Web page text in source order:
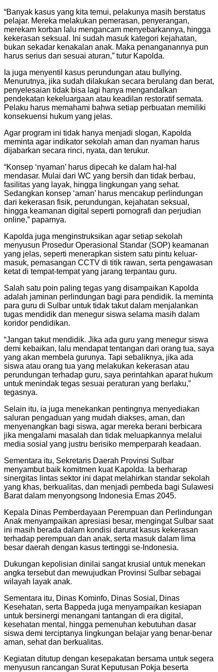
“Banyak kasus yang kita temui, pelakunya masih berstatus
pelajar. Mereka melakukan pemerasan, penyerangan,
merekam korban lalu mengancam menyebarkannya, hingga
kekerasan seksual. Ini sudah masuk kategori kejahatan,
bukan sekadar kenakalan anak. Maka penanganannya pun
harus serius dan sesuai aturan,” tutur Kapolda.
Ia juga menyentil kasus perundungan atau bullying.
Menurutnya, jika sudah dilakukan secara berulang dan berat,
penyelesaian tidak bisa lagi hanya mengandalkan
pendekatan kekeluargaan atau keadilan restoratif semata.
Pelaku harus memahami bahwa setiap perbuatan memiliki
konsekuensi hukum yang jelas.
Agar program ini tidak hanya menjadi slogan, Kapolda
meminta agar indikator sekolah aman dan nyaman harus
dijabarkan secara rinci, nyata, dan terukur.
“Konsep ‘nyaman’ harus dipecah ke dalam hal-hal
mendasar. Mulai dari WC yang bersih dan tidak berbau,
fasilitas yang layak, hingga lingkungan yang sehat.
Sedangkan konsep ‘aman’ harus mencakup perlindungan
dari kekerasan fisik, perundungan, kejahatan seksual,
hingga keamanan digital seperti pornografi dan perjudian
online,” paparnya.
Kapolda juga menginstruksikan agar setiap sekolah
menyusun Prosedur Operasional Standar (SOP) keamanan
yang jelas, seperti menerapkan sistem satu pintu keluar-
masuk, pemasangan CCTV di titik rawan, serta pengawasan
ketat di tempat-tempat yang jarang terpantau guru.
Salah satu poin paling tegas yang disampaikan Kapolda
adalah jaminan perlindungan bagi para pendidik. Ia meminta
para guru di Sulbar untuk tidak takut dalam menjalankan
tugas mendidik dan menegur siswa selama masih dalam
koridor pendidikan.
“Jangan takut mendidik. Jika ada guru yang menegur siswa
demi kebaikan, lalu mendapat tentangan dari orang tua, saya
yang akan membela gurunya. Tapi sebaliknya, jika ada
siswa atau orang tua yang melakukan kekerasan atau
perundungan terhadap guru, saya perintahkan aparat hukum
untuk menindak tegas sesuai peraturan yang berlaku,”
tegasnya.
Selain itu, ia juga menekankan pentingnya menyediakan
saluran pengaduan yang mudah diakses, aman, dan
menyenangkan bagi siswa, agar mereka berani berbicara
jika mengalami masalah dan tidak meluapkannya melalui
media sosial yang justru berisiko memperparah keadaan.
Sementara itu, Sekretaris Daerah Provinsi Sulbar
menyambut baik komitmen kuat Kapolda. Ia berharap
sinergitas lintas sektor ini dapat melahirkan standar sekolah
yang khas, berkualitas, dan menjadi pembeda bagi Sulawesi
Barat dalam menyongsong Indonesia Emas 2045.
Kepala Dinas Pemberdayaan Perempuan dan Perlindungan
Anak menyampaikan apresiasi besar, mengingat Sulbar saat
ini masih berada dalam kondisi darurat kasus kekerasan
terhadap perempuan dan anak, serta masuk dalam lima
besar daerah dengan kasus tertinggi se-Indonesia.
Dukungan kepolisian dinilai sangat krusial untuk menekan
angka tersebut dan mewujudkan Provinsi Sulbar sebagai
wilayah layak anak.
Sementara itu, Dinas Kominfo, Dinas Sosial, Dinas
Kesehatan, serta Bappeda juga menyampaikan kesiapan
untuk bersinergi menangani tantangan di era digital,
kesehatan mental, hingga pemenuhan kebutuhan dasar
siswa demi terciptanya lingkungan belajar yang benar-benar
aman, sehat dan berkualitas.
Kegiatan ditutup dengan kesepakatan bersama untuk segera
menyusun rancangan Surat Keputusan Pokja beserta